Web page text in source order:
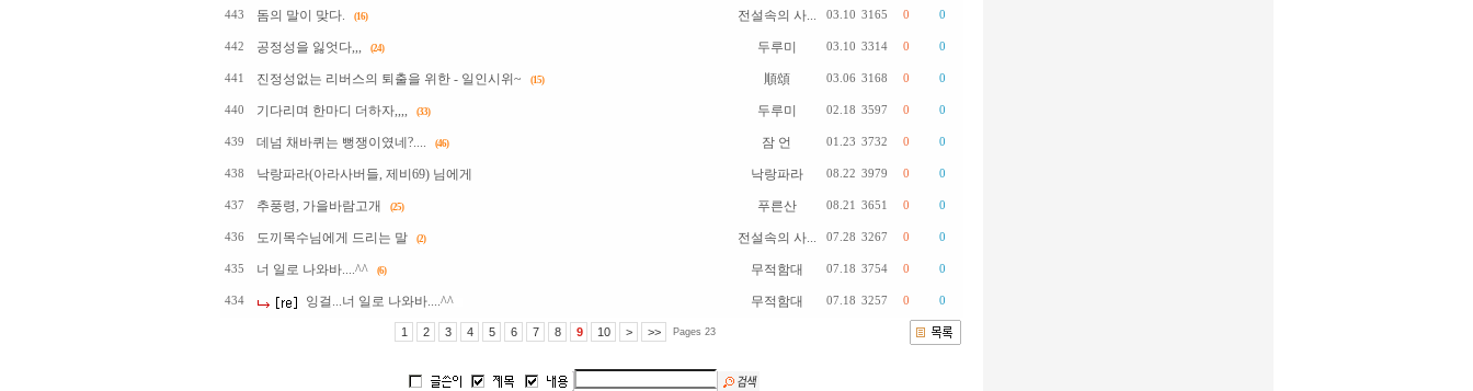
443 돔의 말이 맞다. (16) 전설속의 사... 03.10 3165 0 0
442 공정성을 잃엇다,,, (24) 두루미 03.10 3314 0 0
441 진정성없는 리버스의 퇴출을 위한 - 일인시위~ (15) 順頌 03.06 3168 0 0
440 기다리며 한마디 더하자,,,, (33) 두루미 02.18 3597 0 0
439 데넘 채바퀴는 뻥쟁이였네?.... (46) 잠 언 01.23 3732 0 0
438 낙랑파라(아라사버들, 제비69) 님에게 낙랑파라 08.22 3979 0 0
437 추풍령, 가을바람고개 (25) 푸른산 08.21 3651 0 0
436 도끼목수님에게 드리는 말 (2) 전설속의 사... 07.28 3267 0 0
435 너 일로 나와바....^^ (6) 무적함대 07.18 3754 0 0
434 잉걸...너 일로 나와바....^^ 무적함대 07.18 3257 0 0
1 2 3 4 5 6 7 8 9 10 > >> Pages 23